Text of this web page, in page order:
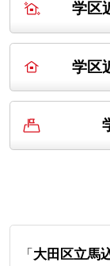
学区
学区
「 大田区立馬